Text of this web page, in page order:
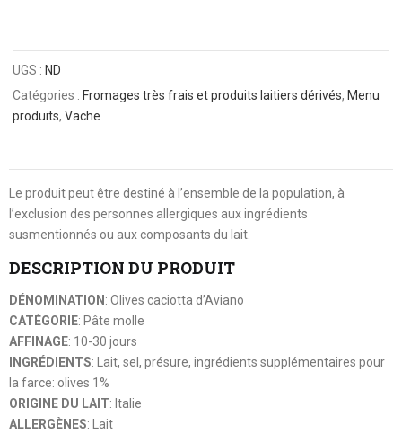
UGS : ND
Catégories : Fromages très frais et produits laitiers dérivés, Menu
produits,Vache
Le produit peut être destiné à l’ensemble de la population, à
l’exclusion des personnes allergiques aux ingrédients
susmentionnés ou aux composants du lait.
DESCRIPTION DU PRODUIT
DÉNOMINATION : Olives caciotta d’Aviano
CATÉGORIE: Pâte molle
AFFINAGE: 10-30 jours
INGRÉDIENTS: Lait, sel, présure, ingrédients supplémentaires pour
la farce: olives 1%
ORIGINE DU LAIT: Italie
ALLERGÈNES: Lait